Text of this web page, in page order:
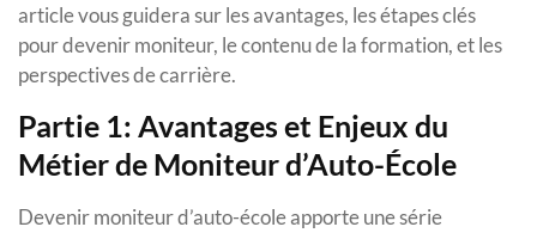
article vous guidera sur les avantages, les étapes clés
pour devenir moniteur, le contenu de la formation, et les
perspectives de carrière.
Partie 1: Avantages et Enjeux du
Métier de Moniteur d’Auto-École
Devenir moniteur d’auto-école apporte une série